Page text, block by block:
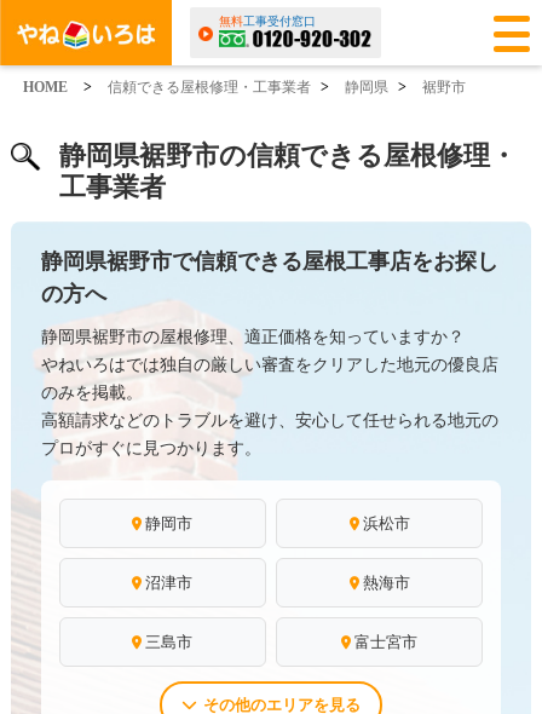
無料工事受付窓口
HOME > 信頼できる屋根修理・工事業者 > 静岡県 > 裾野市
静岡県裾野市の信頼できる屋根修理・
工事業者
静岡県裾野市で信頼できる屋根工事店をお探し
の方へ
静岡県裾野市の屋根修理、適正価格を知っていますか？
やねいろはでは独自の厳しい審査をクリアした地元の優良店
のみを掲載。
高額請求などのトラブルを避け、安心して任せられる地元の
プロがすぐに見つかります。
静岡市 浜松市
沼津市 熱海市
三島市 富士宮市
その他のエリアを見る